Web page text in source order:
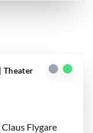
| Theater
Flygare